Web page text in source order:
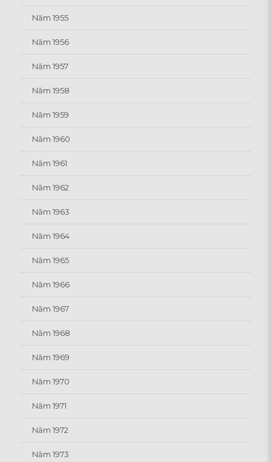
Năm 1955
Năm 1956
Năm 1957
Năm 1958
Năm 1959
Năm 1960
Năm 1961
Năm 1962
Năm 1963
Năm 1964
Năm 1965
Năm 1966
Năm 1967
Năm 1968
Năm 1969
Năm 1970
Năm 1971
Năm 1972
Năm 1973